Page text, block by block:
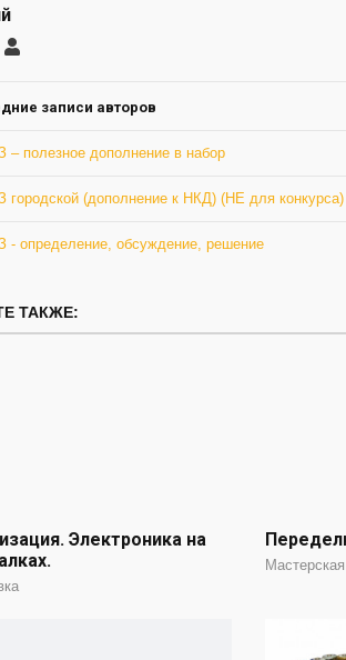
Евгений
записи авторов
– полезное дополнение в набор
городской (дополнение к НКД) (НЕ для конкурса)
- определение, обсуждение, решение
ТАКЖЕ:
Электроника на
Мастерская